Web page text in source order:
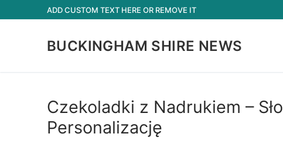
to
ADD CUSTOM TEXT HERE OR REMOVE IT
BUCKINGHAM SHIRE NEWS
Czekoladki z Nadrukiem –
Personalizację